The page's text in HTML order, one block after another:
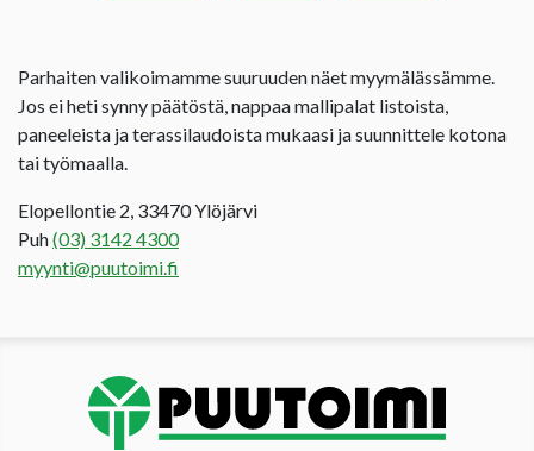
Parhaiten valikoimamme suuruuden näet myymälässämme.
Jos ei heti synny päätöstä, nappaa mallipalat listoista,
paneeleista ja terassilaudoista mukaasi ja suunnittele kotona
tai työmaalla.
Elopellontie 2, 33470 Ylöjärvi
Puh(03) 3142 4300
myynti@puutoimi.fi